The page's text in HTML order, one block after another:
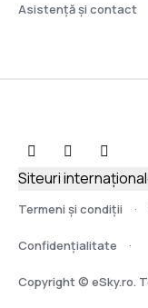
Asistenţă şi contact
Termeni şi condiţii
Confidențialitate
Copyright © eSky.ro.
Siteuri